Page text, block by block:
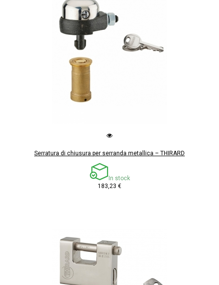
Serratura di chiusura per serranda metallica – THIRARD
In stock
183,23 €